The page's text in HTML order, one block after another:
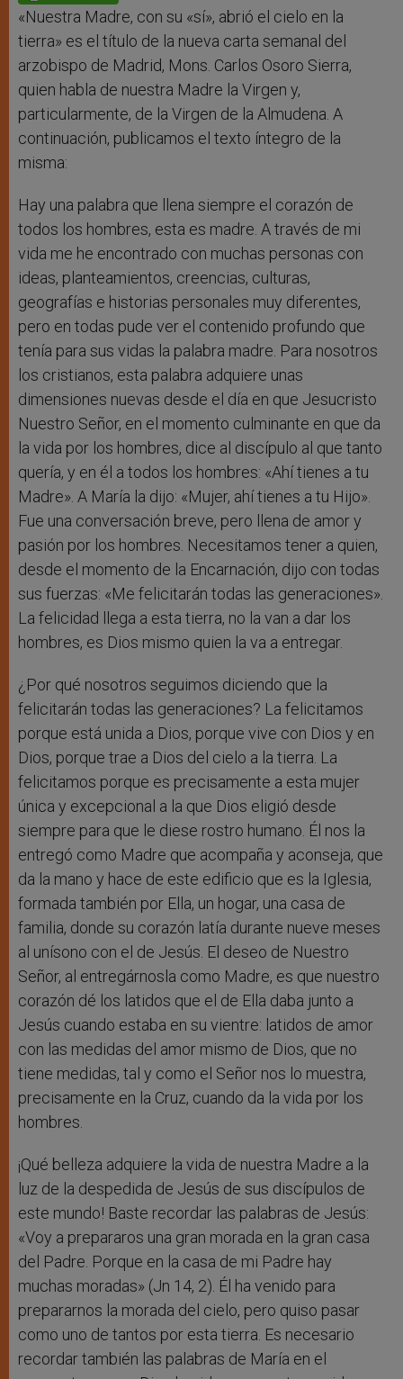
«Nuestra Madre, con su «sí», abrió el cielo en la
tierra» es el título de la nueva carta semanal del
arzobispo de Madrid, Mons. Carlos Osoro Sierra,
quien habla de nuestra Madre la Virgen y,
particularmente, de la Virgen de la Almudena. A
continuación, publicamos el texto íntegro de la
misma:
Hay una palabra que llena siempre el corazón de
todos los hombres, esta es madre. A través de mi
vida me he encontrado con muchas personas con
ideas, planteamientos, creencias, culturas,
geografías e historias personales muy diferentes,
pero en todas pude ver el contenido profundo que
tenía para sus vidas la palabra madre. Para nosotros
los cristianos, esta palabra adquiere unas
dimensiones nuevas desde el día en que Jesucristo
Nuestro Señor, en el momento culminante en que da
la vida por los hombres, dice al discípulo al que tanto
quería, y en él a todos los hombres: «Ahí tienes a tu
Madre». A María la dijo: «Mujer, ahí tienes a tu Hijo».
Fue una conversación breve, pero llena de amor y
pasión por los hombres. Necesitamos tener a quien,
desde el momento de la Encarnación, dijo con todas
sus fuerzas: «Me felicitarán todas las generaciones».
La felicidad llega a esta tierra, no la van a dar los
hombres, es Dios mismo quien la va a entregar.
¿Por qué nosotros seguimos diciendo que la
felicitarán todas las generaciones? La felicitamos
porque está unida a Dios, porque vive con Dios y en
Dios, porque trae a Dios del cielo a la tierra. La
felicitamos porque es precisamente a esta mujer
única y excepcional a la que Dios eligió desde
siempre para que le diese rostro humano. Él nos la
entregó como Madre que acompaña y aconseja, que
da la mano y hace de este edificio que es la Iglesia,
formada también por Ella, un hogar, una casa de
familia, donde su corazón latía durante nueve meses
al unísono con el de Jesús. El deseo de Nuestro
Señor, al entregárnosla como Madre, es que nuestro
corazón dé los latidos que el de Ella daba junto a
Jesús cuando estaba en su vientre: latidos de amor
con las medidas del amor mismo de Dios, que no
tiene medidas, tal y como el Señor nos lo muestra,
precisamente en la Cruz, cuando da la vida por los
hombres.
¡Qué belleza adquiere la vida de nuestra Madre a la
luz de la despedida de Jesús de sus discípulos de
este mundo! Baste recordar las palabras de Jesús:
«Voy a prepararos una gran morada en la gran casa
del Padre. Porque en la casa de mi Padre hay
muchas moradas» (Jn 14, 2). Él ha venido para
prepararnos la morada del cielo, pero quiso pasar
como uno de tantos por esta tierra. Es necesario
recordar también las palabras de María en el